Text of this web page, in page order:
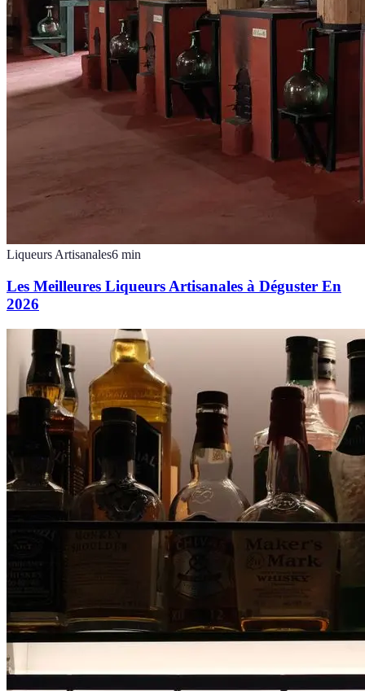
Liqueurs Artisanales6 min
Les Meilleures Liqueurs Artisanales à Déguster En
2026